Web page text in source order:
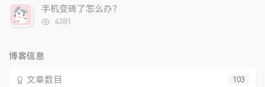
次
数:
手机变砖了怎么办？
浏
4381
博客信息
103
文章数目